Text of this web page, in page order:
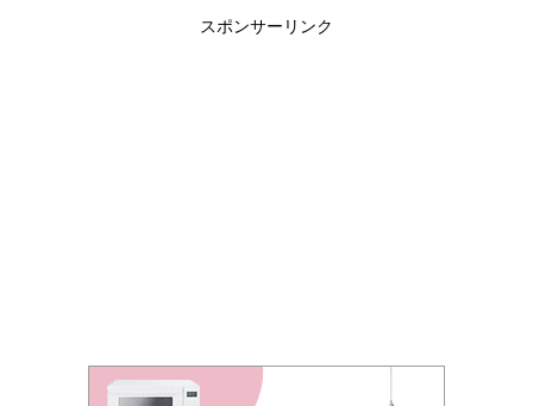
スポンサーリンク